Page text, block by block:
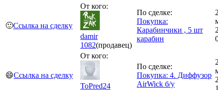
🙂Ссылка на сделку
От кого:
damir
1082(продавец)
По сделке:
Покупка:
Карабинчики , 5 шт
карабин
😄Ссылка на сделку
От кого:
ToPred24
По сделке:
Покупка: 4. Диффузор
AirWick б/у